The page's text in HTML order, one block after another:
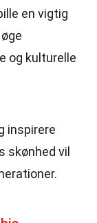
en vigtig
og kulturelle
inspirere
skønhed vil